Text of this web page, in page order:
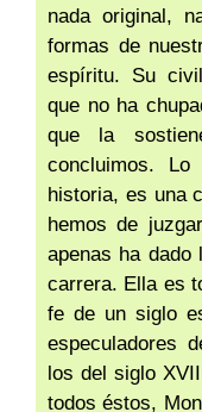
nada original,
formas de
espíritu. Su
que no ha
que la
concluimos.
historia, es una
hemos de
apenas ha
carrera. Ella es
fe de un siglo
especuladores
los del siglo
todos éstos,